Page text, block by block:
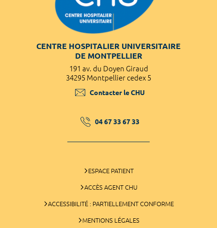
CENTRE HOSPITALIER UNIVERSITAIRE
DE MONTPELLIER
191 av. du Doyen Giraud
34295 Montpellier cedex 5
Contacter le CHU
04 67 33 67 33
ESPACE PATIENT
ACCÈS AGENT CHU
ACCESSIBILITÉ : PARTIELLEMENT CONFORME
MENTIONS LÉGALES